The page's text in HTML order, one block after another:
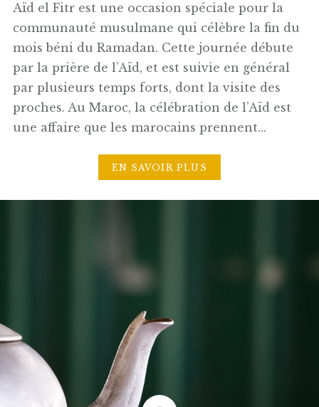
Aïd el Fitr est une occasion spéciale pour la
communauté musulmane qui célèbre la fin du
mois béni du Ramadan. Cette journée débute
par la prière de l’Aïd, et est suivie en général
par plusieurs temps forts, dont la visite des
proches. Au Maroc, la célébration de l’Aïd est
une affaire que les marocains prennent…
EN SAVOIR PLUS